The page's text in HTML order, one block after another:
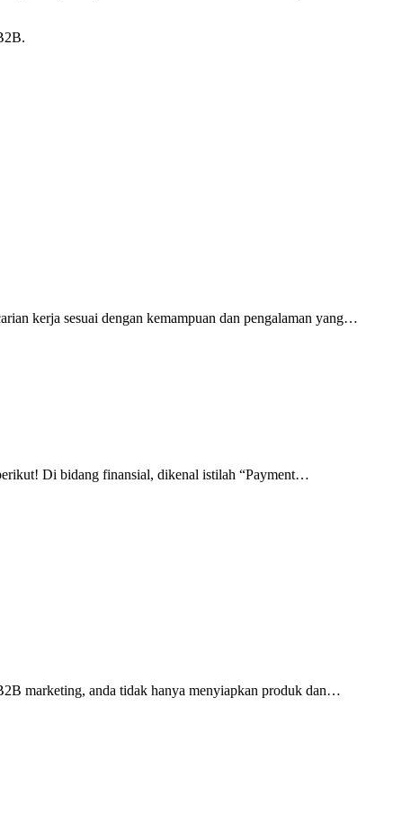
kerja sesuai dengan kemampuan dan pengalaman yang…
Di bidang finansial, dikenal istilah “Payment…
marketing, anda tidak hanya menyiapkan produk dan…